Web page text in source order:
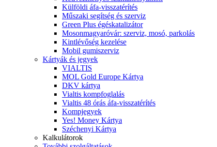
Külföldi áfa-visszatérítés
Műszaki segítség és szerviz
Green Plus égéskatalizátor
Mosonmagyaróvár: szerviz, mosó, parkolás
Kintlévőség kezelése
Mobil gumiszerviz
Kártyák és jegyek
VIALTIS
MOL Gold Europe Kártya
DKV kártya
Vialtis kompfoglalás
Vialtis 48 órás áfa-visszatérítés
Kompjegyek
Yes! Money Kártya
Széchenyi Kártya
Kalkulátorok